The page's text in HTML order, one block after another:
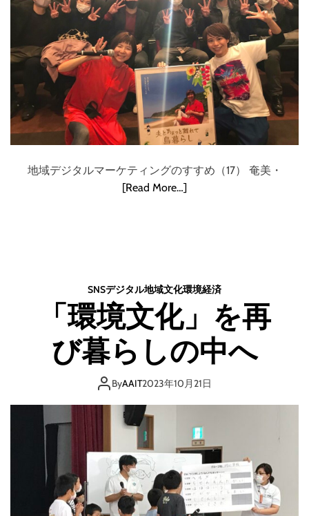
地域デジタルマーケティングのすすめ（17） 奄美・
[Read More…]
SNSデジタル地域文化環境経済
「環境文化」を再
び暮らしの中へ
ByAAIT2023年10月21日